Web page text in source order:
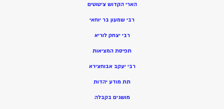
הארי הקדוש ציטוטים
רבי שמעון בר יוחאי
רבי יצחק לוריא
תפיסת המציאות
רבי יעקב אבוחצירא
תת מודע יהדות
מושגים בקבלה